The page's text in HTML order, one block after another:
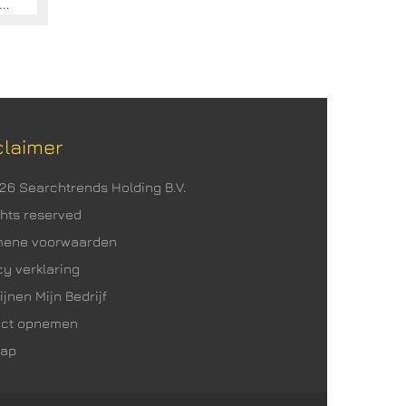
Searchtrends Holding B.V.
reserved
voorwaarden
verklaring
Mijn Bedrijf
opnemen